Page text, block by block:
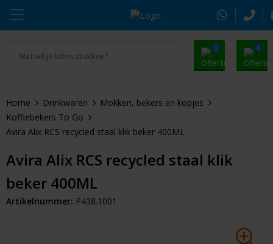
0 0
Drinkwaren
Kleding & Textiel
Tassen & Reizen
Elektronica & Gadgets
Alle promosnoepje
Zomer
Pasen
Kerst
Eindejaarsgeschenken
Thule
Moleskine
Alle merken
Home Drinkwaren
Mokken, bekers en kopjes
Koffiebekers To Go
Avira Alix RCS recycled staal klik beker 400ML
Avira Alix RCS recycled staal klik
beker 400ML
Artikelnummer: P438.1001